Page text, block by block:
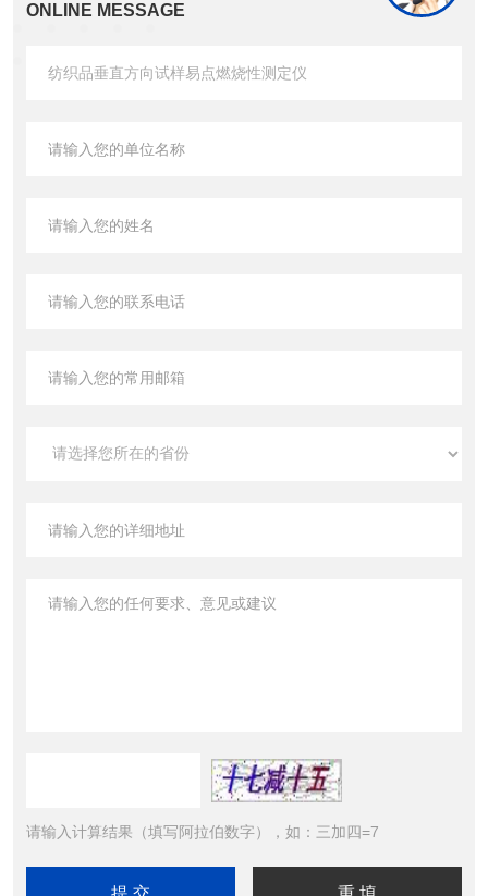
ONLINE MESSAGE
请输入计算结果（填写阿拉伯数字），如：三加四=7